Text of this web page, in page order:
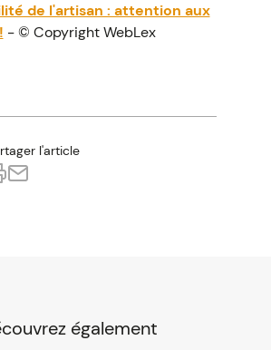
de l'artisan : attention aux
- © Copyright WebLex
l'article
également